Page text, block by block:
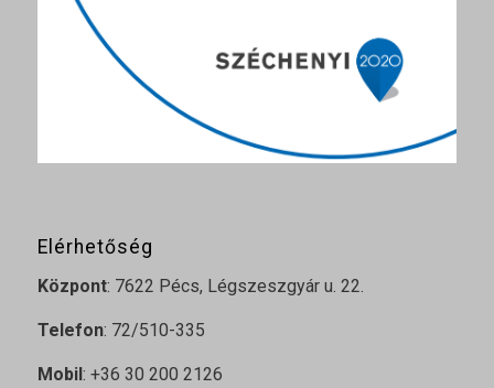
Elérhetőség
Központ: 7622 Pécs, Légszeszgyár u. 22.
Telefon: 72/510-335
Mobil: +36 30 200 2126